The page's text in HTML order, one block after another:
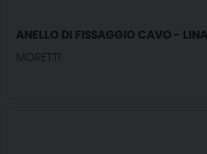
ANELLO DI FISSAGGIO CAVO -
MORETTI